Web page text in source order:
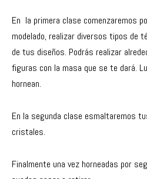
En la primera clase comenzaremos
modelado, realizar diversos tipos de
de tus diseños. Podrás realizar
figuras con la masa que se te dará.
hornean.
En la segunda clase esmaltaremos
cristales.
Finalmente una vez horneadas por